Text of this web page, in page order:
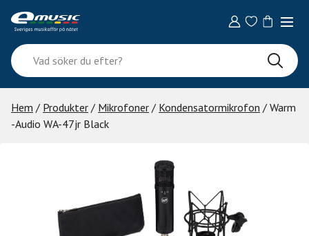
content
Vad
söker
du
efter?
Hem / Produkter / Mikrofoner / Kondensatormikrofon / Warm
-Audio WA-47jr Black